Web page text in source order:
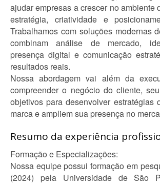
ajudar empresas a crescer no ambiente
estratégia, criatividade e
Trabalhamos com soluções modernas
combinam análise de mercado,
presença digital e comunicação
resultados reais.
Nossa abordagem vai além da
compreender o negócio do cliente,
objetivos para desenvolver estratégias
marca e ampliem sua presença no
Resumo da experiência
Formação e Especializações:
Nossa equipe possui formação em
(2024) pela Universidade de São